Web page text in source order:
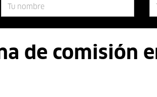
de comisión